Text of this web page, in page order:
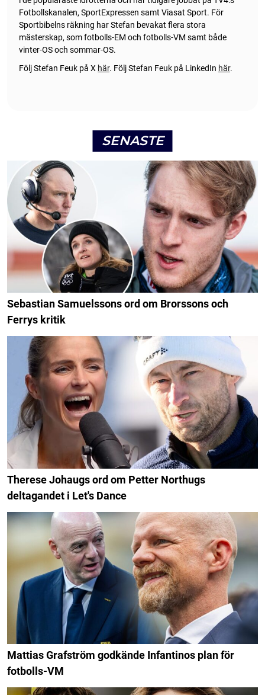
Fotbollskanalen, SportExpressen samt Viasat Sport. För
Sportbibelns räkning har Stefan bevakat flera stora
mästerskap, som fotbolls-EM och fotbolls-VM samt både
vinter-OS och sommar-OS.
Följ Stefan Feuk på X här. Följ Stefan Feuk på LinkedIn här.
SENASTE
Sebastian Samuelssons ord om Brorssons och
Ferrys kritik
Therese Johaugs ord om Petter Northugs
deltagandet i Let's Dance
Mattias Grafström godkände Infantinos plan för
fotbolls-VM